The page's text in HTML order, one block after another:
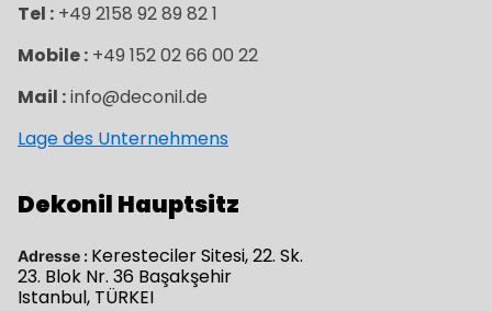
Tel : +49 2158 92 89 82 1
Mobile : +49 152 02 66 00 22
Mail :info@deconil.de
Lage des Unternehmens
Dekonil Hauptsitz
Adresse : Keresteciler Sitesi, 22. Sk.
23. Blok Nr. 36 Başakşehir
Istanbul, TÜRKEI